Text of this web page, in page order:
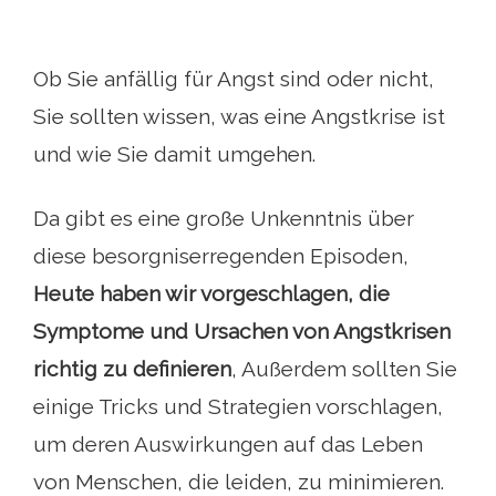
Ob Sie anfällig für Angst sind oder nicht,
Sie sollten wissen, was eine Angstkrise ist
und wie Sie damit umgehen.
Da gibt es eine große Unkenntnis über
diese besorgniserregenden Episoden,
Heute haben wir vorgeschlagen, die
Symptome und Ursachen von Angstkrisen
richtig zu definieren, Außerdem sollten Sie
einige Tricks und Strategien vorschlagen,
um deren Auswirkungen auf das Leben
von Menschen, die leiden, zu minimieren.